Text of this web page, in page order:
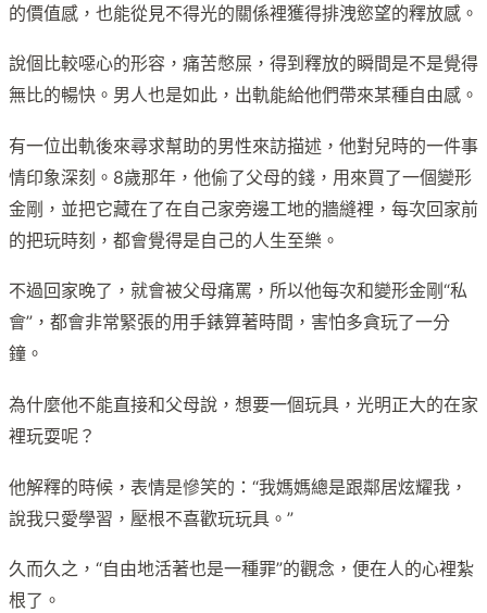
的價值感，也能從見不得光的關係裡獲得排洩慾望的釋放感。
說個比較噁心的形容，痛苦憋屎，得到釋放的瞬間是不是覺得
無比的暢快。男人也是如此，出軌能給他們帶來某種自由感。
有一位出軌後來尋求幫助的男性來訪描述，他對兒時的一件事
情印象深刻。8歲那年，他偷了父母的錢，用來買了一個變形
金剛，並把它藏在了在自己家旁邊工地的牆縫裡，每次回家前
的把玩時刻，都會覺得是自己的人生至樂。
不過回家晚了，就會被父母痛罵，所以他每次和變形金剛“私
會”，都會非常緊張的用手錶算著時間，害怕多貪玩了一分
鐘。
為什麼他不能直接和父母說，想要一個玩具，光明正大的在家
裡玩耍呢？
他解釋的時候，表情是慘笑的：“我媽媽總是跟鄰居炫耀我，
說我只愛學習，壓根不喜歡玩玩具。”
久而久之，“自由地活著也是一種罪”的觀念，便在人的心裡紮
根了。